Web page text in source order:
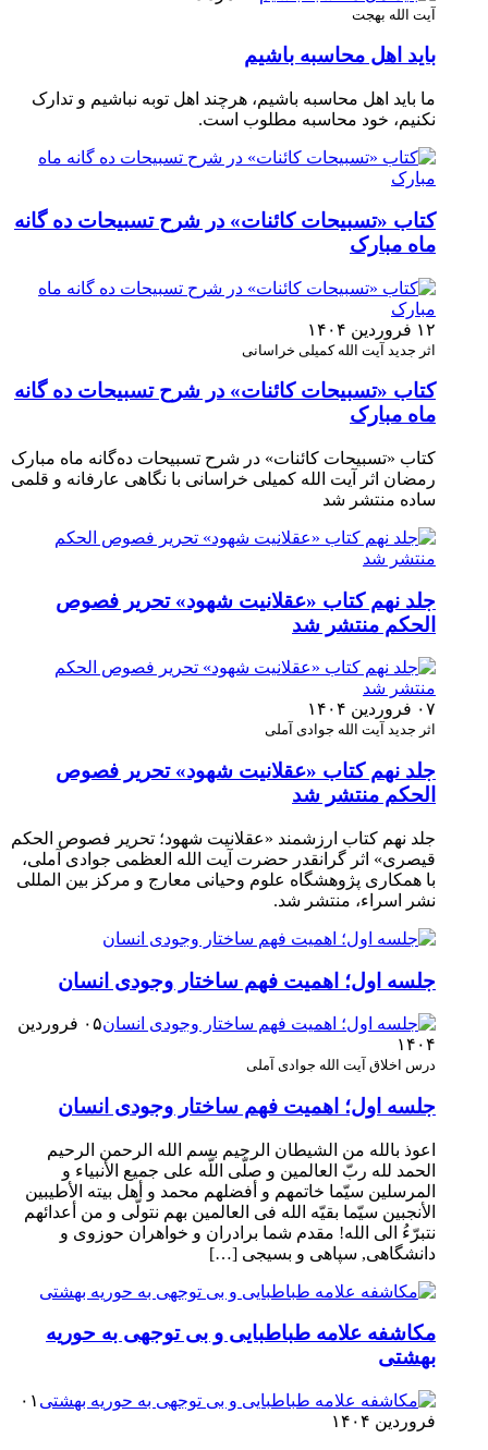
آیت الله بهجت
باید اهل محاسبه باشیم
ما باید اهل محاسبه باشیم، هرچند اهل توبه نباشیم و تدارک
نکنیم، خود محاسبه مطلوب است.
کتاب «تسبیحات کائنات» در شرح تسبیحات ده‌ گانه
ماه مبارک
۱۲ فروردین ۱۴۰۴
اثر جدید آیت الله کمیلی خراسانی
کتاب «تسبیحات کائنات» در شرح تسبیحات ده‌ گانه
ماه مبارک
کتاب «تسبیحات کائنات» در شرح تسبیحات ده‌گانه ماه مبارک
رمضان اثر آیت الله کمیلی خراسانی با نگاهی عارفانه و قلمی
ساده منتشر شد
جلد نهم کتاب «عقلانیت شهود» تحریر فصوص
الحکم منتشر شد
۰۷ فروردین ۱۴۰۴
اثر جدید آیت الله جوادی آملی
جلد نهم کتاب «عقلانیت شهود» تحریر فصوص
الحکم منتشر شد
جلد نهم کتاب ارزشمند «عقلانیت شهود؛ تحریر فصوص الحکم
قیصری» اثر گرانقدر حضرت آیت الله العظمی جوادی آملی،
با همکاری پژوهشگاه علوم وحیانی معارج و مرکز بین المللی
نشر اسراء، منتشر شد.
جلسه اول؛ اهمیت فهم ساختار وجودی انسان
۰۵ فروردین
۱۴۰۴
درس اخلاق آیت الله جوادی آملی
جلسه اول؛ اهمیت فهم ساختار وجودی انسان
اعوذ بالله من الشیطان الرجیم بسم الله الرحمن الرحیم
الحمد لله ربّ العالمین و صلّی اللّه علی جمیع الأنبیاء و
المرسلین سیّما خاتمهم و أفضلهم محمد و أهل بیته الأطیبین
الأنجبین سیّما بقیّه الله فی العالمین بهم نتولّی و من أعدائهم
نتبرّءُ الی الله! مقدم شما برادران و خواهران حوزوی و
دانشگاهی, سپاهی و بسیجی […]
مکاشفه علامه طباطبایی و بی توجهی به حوریه
بهشتی
۰۱
فروردین ۱۴۰۴